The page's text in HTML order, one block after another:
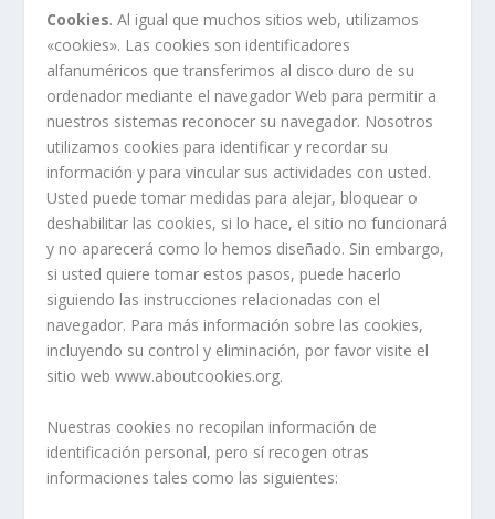
Cookies. Al igual que muchos sitios web, utilizamos
«cookies». Las cookies son identificadores
alfanuméricos que transferimos al disco duro de su
ordenador mediante el navegador Web para permitir a
nuestros sistemas reconocer su navegador. Nosotros
utilizamos cookies para identificar y recordar su
información y para vincular sus actividades con usted.
Usted puede tomar medidas para alejar, bloquear o
deshabilitar las cookies, si lo hace, el sitio no funcionará
y no aparecerá como lo hemos diseñado. Sin embargo,
si usted quiere tomar estos pasos, puede hacerlo
siguiendo las instrucciones relacionadas con el
navegador. Para más información sobre las cookies,
incluyendo su control y eliminación, por favor visite el
sitio web www.aboutcookies.org.
Nuestras cookies no recopilan información de
identificación personal, pero sí recogen otras
informaciones tales como las siguientes: